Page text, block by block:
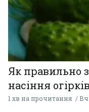
Як правильно
насіння
1 хв на прочитання